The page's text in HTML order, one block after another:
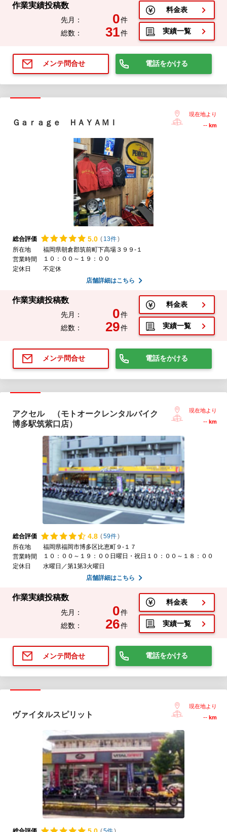
作業実績投稿数
先月： 0件
総数：
31件
料金表
実績一覧
メンテ問合せ 電話をかける
Ｇａｒａｇｅ ＨＡＹＡＭＩ
現在地より
-- km
総合評価 5.0 ( 13件)
所在地
福岡県朝倉郡筑前町下高場３９９-１
営業時間
１０：００～１９：００
定休日
不定休
店舗詳細はこちら
作業実績投稿数
先月： 0件
総数：
29件
料金表
実績一覧
メンテ問合せ 電話をかける
アクセル （モトオークレンタルバイク
博多駅筑紫口店）
現在地より
-- km
総合評価 4.8 (59件)
所在地
福岡県福岡市博多区比恵町９-１７
営業時間
１０：００～１９：００日曜日・祝日１０：００～１８：００
定休日
水曜日／第1第3火曜日
店舗詳細はこちら
作業実績投稿数
先月： 0件
総数：
26件
料金表
実績一覧
メンテ問合せ 電話をかける
ヴァイタルスピリット
現在地より
-- km